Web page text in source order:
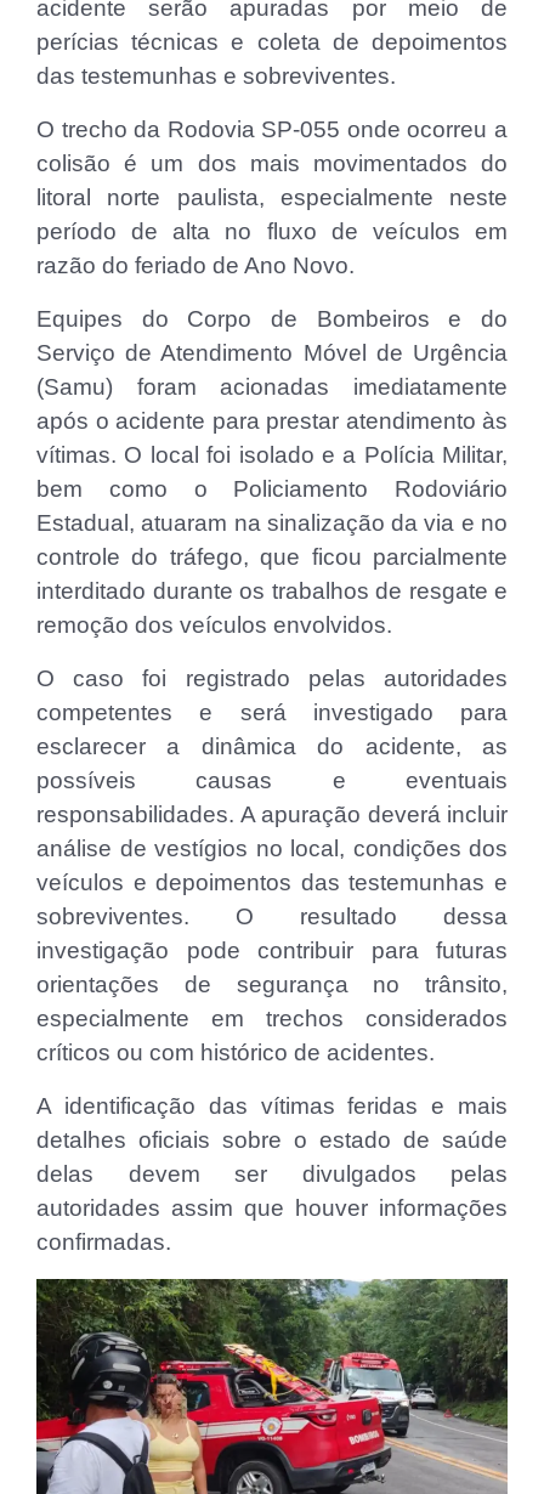
acidente serão apuradas por meio de
perícias técnicas e coleta de depoimentos
das testemunhas e sobreviventes.
O trecho da Rodovia SP-055 onde ocorreu a
colisão é um dos mais movimentados do
litoral norte paulista, especialmente neste
período de alta no fluxo de veículos em
razão do feriado de Ano Novo.
Equipes do Corpo de Bombeiros e do
Serviço de Atendimento Móvel de Urgência
(Samu) foram acionadas imediatamente
após o acidente para prestar atendimento às
vítimas. O local foi isolado e a Polícia Militar,
bem como o Policiamento Rodoviário
Estadual, atuaram na sinalização da via e no
controle do tráfego, que ficou parcialmente
interditado durante os trabalhos de resgate e
remoção dos veículos envolvidos.
O caso foi registrado pelas autoridades
competentes e será investigado para
esclarecer a dinâmica do acidente, as
possíveis causas e eventuais
responsabilidades. A apuração deverá incluir
análise de vestígios no local, condições dos
veículos e depoimentos das testemunhas e
sobreviventes. O resultado dessa
investigação pode contribuir para futuras
orientações de segurança no trânsito,
especialmente em trechos considerados
críticos ou com histórico de acidentes.
A identificação das vítimas feridas e mais
detalhes oficiais sobre o estado de saúde
delas devem ser divulgados pelas
autoridades assim que houver informações
confirmadas.